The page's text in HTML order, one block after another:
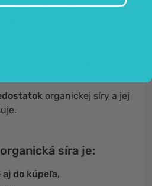
je prírodný zdroj
organickej síry a jej
síra je:
do kúpeľa,